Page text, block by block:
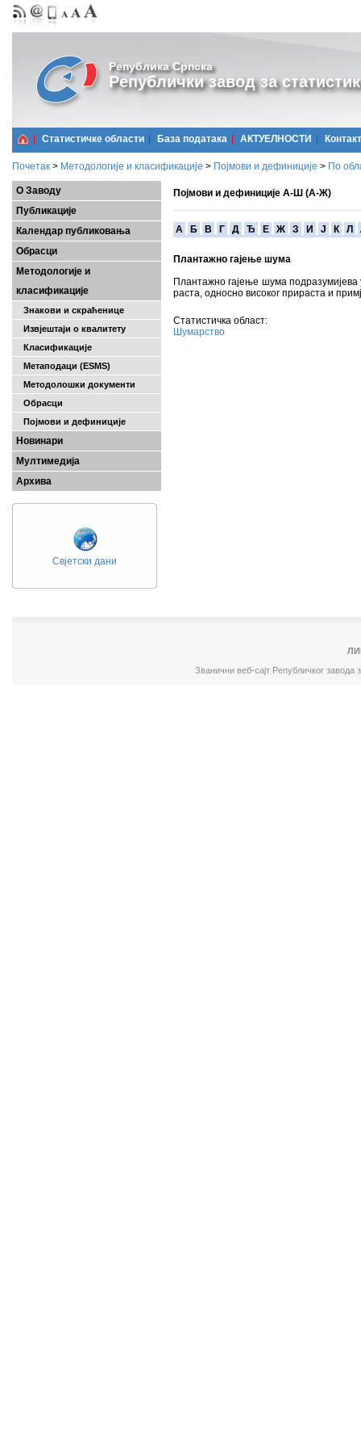
Република Српска
Републички завод за
Статистичке области Базa података АКТУЕЛНОСТИ Контакт
Почетак > Методологије и класификације > Појмови и дефиниције > По
О Заводу
Публикације
Календар публиковања
Обрасци
Методологије и
класификације
Знакови и скраћенице
Извјештаји о квалитету
Класификације
Метаподаци (ESMS)
Методолошки документи
Обрасци
Појмови и дефиниције
Новинари
Мултимедија
Архива
Свјетски дани
Појмови и дефиниције А-Ш (А-Ж)
A Б В Г Д Ђ Е Ж З И Ј К Л
Плантажно гајење шума
Плантажно гајење шума подразумијева
раста, односно високог прираста и
Статистичка област:
Шумарство
Званични веб-сајт Републичког